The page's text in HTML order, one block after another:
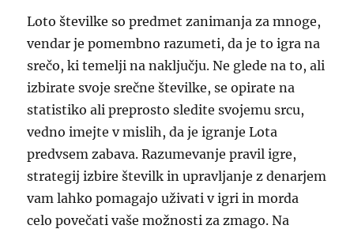
Loto številke so predmet zanimanja za mnoge,
vendar je pomembno razumeti, da je to igra na
srečo, ki temelji na naključju. Ne glede na to, ali
izbirate svoje srečne številke, se opirate na
statistiko ali preprosto sledite svojemu srcu,
vedno imejte v mislih, da je igranje Lota
predvsem zabava. Razumevanje pravil igre,
strategij izbire številk in upravljanje z denarjem
vam lahko pomagajo uživati v igri in morda
celo povečati vaše možnosti za zmago. Na